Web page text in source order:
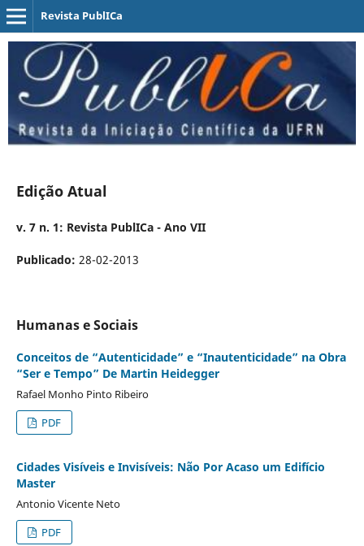
Revista PublICa
Edição Atual
v. 7 n. 1: Revista PublICa - Ano VII
Publicado: 28-02-2013
Humanas e Sociais
Conceitos de “Autenticidade” e “Inautenticidade” na Obra
“Ser e Tempo” De Martin Heidegger
Rafael Monho Pinto Ribeiro
PDF
Cidades Visíveis e Invisíveis: Não Por Acaso um Edifício
Master
Antonio Vicente Neto
PDF